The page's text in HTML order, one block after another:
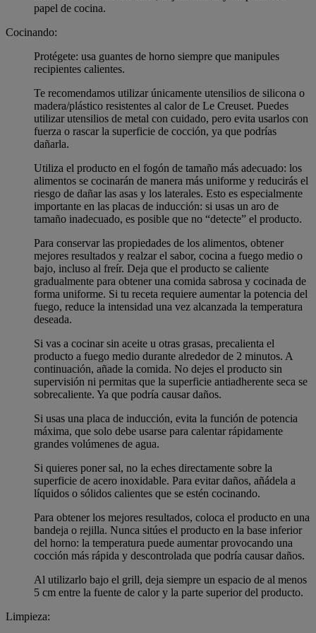
papel de cocina.
Cocinando:
Protégete: usa guantes de horno siempre que manipules
recipientes calientes.
Te recomendamos utilizar únicamente utensilios de silicona o
madera/plástico resistentes al calor de Le Creuset. Puedes
utilizar utensilios de metal con cuidado, pero evita usarlos con
fuerza o rascar la superficie de cocción, ya que podrías
dañarla.
Utiliza el producto en el fogón de tamaño más adecuado: los
alimentos se cocinarán de manera más uniforme y reducirás el
riesgo de dañar las asas y los laterales. Esto es especialmente
importante en las placas de inducción: si usas un aro de
tamaño inadecuado, es posible que no “detecte” el producto.
Para conservar las propiedades de los alimentos, obtener
mejores resultados y realzar el sabor, cocina a fuego medio o
bajo, incluso al freír. Deja que el producto se caliente
gradualmente para obtener una comida sabrosa y cocinada de
forma uniforme. Si tu receta requiere aumentar la potencia del
fuego, reduce la intensidad una vez alcanzada la temperatura
deseada.
Si vas a cocinar sin aceite u otras grasas, precalienta el
producto a fuego medio durante alrededor de 2 minutos. A
continuación, añade la comida. No dejes el producto sin
supervisión ni permitas que la superficie antiadherente seca se
sobrecaliente. Ya que podría causar daños.
Si usas una placa de inducción, evita la función de potencia
máxima, que solo debe usarse para calentar rápidamente
grandes volúmenes de agua.
Si quieres poner sal, no la eches directamente sobre la
superficie de acero inoxidable. Para evitar daños, añádela a
líquidos o sólidos calientes que se estén cocinando.
Para obtener los mejores resultados, coloca el producto en una
bandeja o rejilla. Nunca sitúes el producto en la base inferior
del horno: la temperatura puede aumentar provocando una
cocción más rápida y descontrolada que podría causar daños.
Al utilizarlo bajo el grill, deja siempre un espacio de al menos
5 cm entre la fuente de calor y la parte superior del producto.
Limpieza: